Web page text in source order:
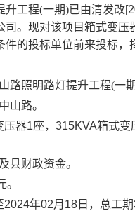
升工程(一期)已由清发改
司。现对该项目箱式变压
件的投标单位前来投标，
路照明路灯提升工程(一
山路。
器1座，315KVA箱式
县财政资金。
。
2024年02月18日 ，总工期